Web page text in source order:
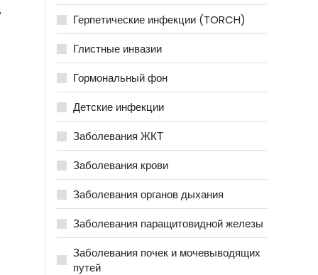
Герпетические инфекции (TORCH)
Глистные инвазии
Гормональный фон
Детские инфекции
Заболевания ЖКТ
Заболевания крови
Заболевания органов дыхания
Заболевания паращитовидной железы
Заболевания почек и мочевыводящих
путей